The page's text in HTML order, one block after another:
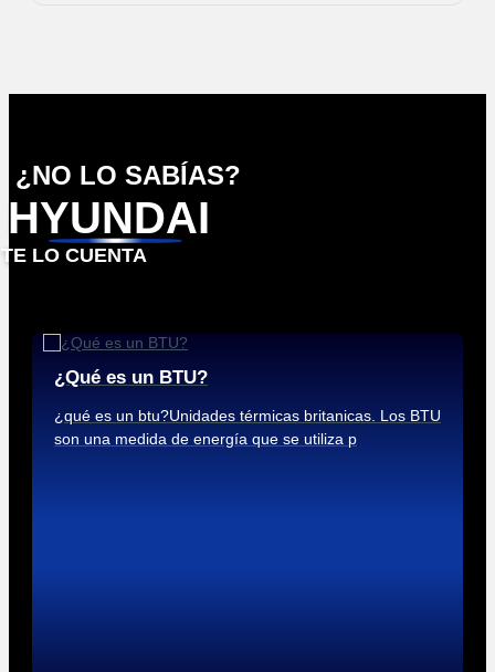
¿NO LO SABÍAS?
HYUNDAI
TE LO CUENTA
¿Qué es un BTU?
¿qué es un btu?Unidades térmicas britanicas. Los BTU
son una medida de energía que se utiliza p